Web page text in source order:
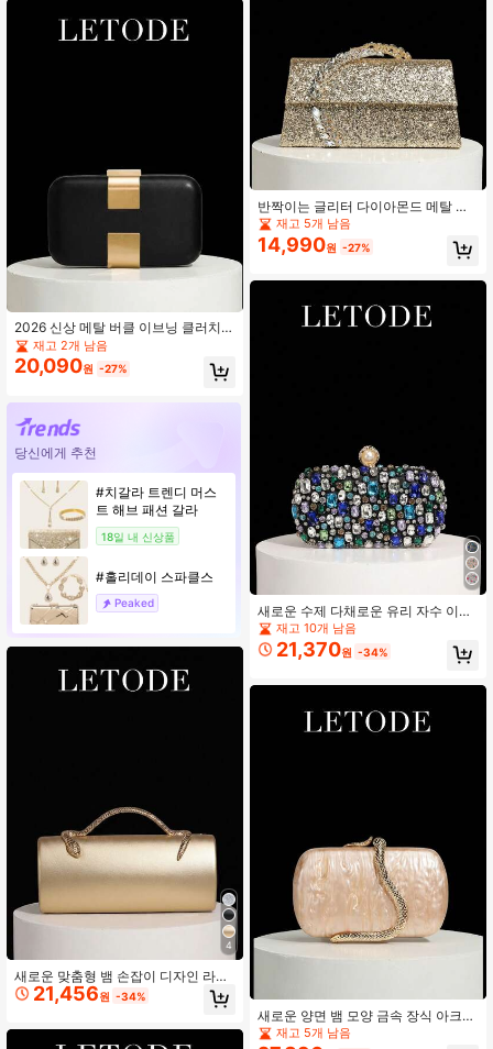
2026 신상 메탈 버클 이브닝 클러치
백, 니치 디자인 크로스바디 웨딩 클러
치, 파티 휴일용 개인화 신부 가방
재고 2개 남음
20,090원 -27%
당신에게 추천
#치갈라 트렌디 머스
트 해브 패션 갈라
18일 내 신상품
#홀리데이 스파클스
Peaked
4
새로운 맞춤형 뱀 손잡이 디자인 라운
드 배럴 PU 클러치 백, 럭셔리 여성 파
티 이브닝 백, 탈착식 금속 긴 체인 숄
21,456원 -34%
반짝이는 글리터 다이아몬드 메탈 장
식 핸드백, 럭셔리 여성 파티 클러치,
분리 가능한 메탈 롱 체인, 크로스바디
또는 핸드헬드로 착용 가능, 이브닝 파
면, 여성의 결혼식, 파티, 데이트 및 기
재고 5개 남음
14,990원 -27%
새로운 수제 다채로운 유리 자수 이브
닝 백, 로맨틱한 웨딩에 적합, 봄/여름
체인 숄더백, 신부 가방, 정식 볼 이브
닝 백, 우아한 이브닝 드레스 백, 파티
드레스 및 시퀸 드레스와 매치, 여성
재고 10개 남음
21,370원 -34%
새로운 양면 뱀 모양 금속 장식 아크릴
럭셔리 여성 파티 클러치, 분리 가능한
재고 5개 남음